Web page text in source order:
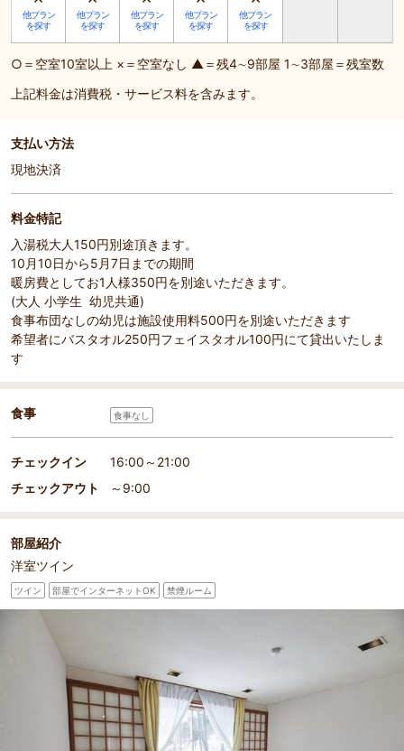
他プラン
を探す
他プラン
を探す
他プラン
を探す
他プラン
を探す
他プラン
を探す
○＝空室10室以上 ×＝空室なし ▲＝残4∼9部屋 1∼3部屋＝残室数
上記料金は消費税・サービス料を含みます。
支払い方法
現地決済
料金特記
入湯税大人150円別途頂きます。
10月10日から5月7日までの期間
暖房費としてお1人様350円を別途いただきます。
(大人 小学生 幼児共通)
食事布団なしの幼児は施設使用料500円を別途いただきます
希望者にバスタオル250円フェイスタオル100円にて貸出いたしま
す
食事 食事なし
チェックイン
16:00～21:00
チェックアウト
～9:00
部屋紹介
洋室ツイン
ツイン 部屋でインターネットOK 禁煙ルーム